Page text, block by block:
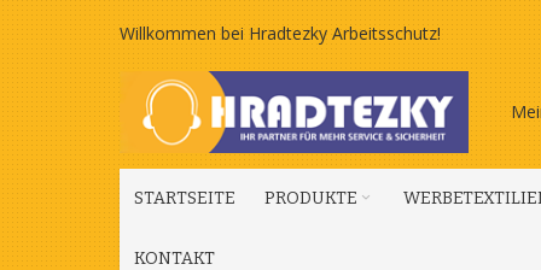
Zum
Inhalt
springen
Willkommen bei Hradtezky Arbeitsschutz!
STARTSEITE PRODUKTE
KONTAKT